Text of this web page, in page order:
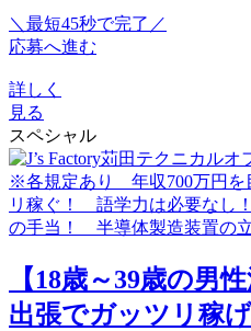
＼最短45秒で完了／
応募へ進む
詳しく
見る
スペシャル
【18歳～39歳の男
出張でガッツリ稼